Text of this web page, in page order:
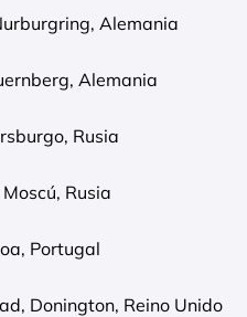
Alemania
Alemania
Rusia
Rusia
Portugal
Donington, Reino Unido